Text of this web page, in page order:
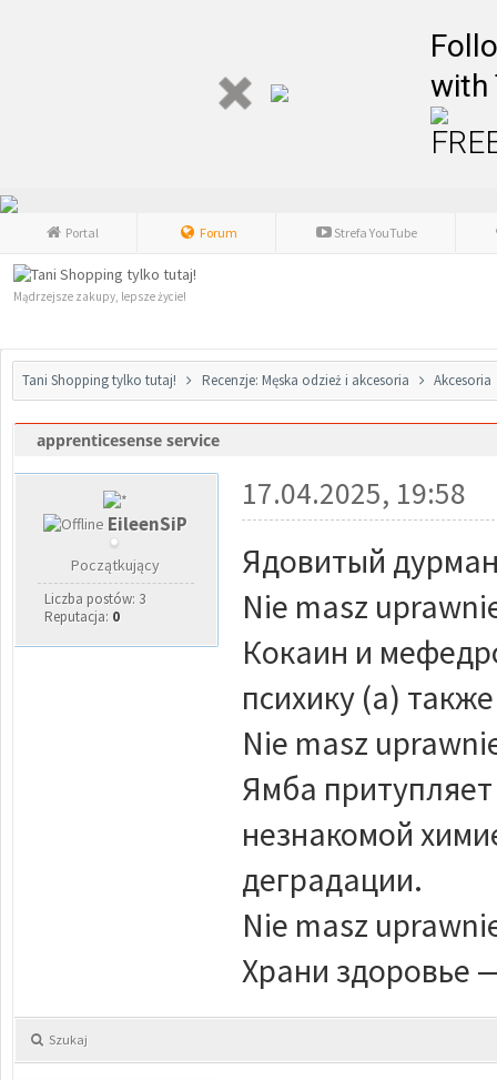
with
Portal Forum Strefa YouTube
Mądrzejsze zakupy, lepsze życie!
Tani Shopping tylko tutaj! Recenzje: Męska odzież i akcesoria Akcesoria
głosów - średnia: 0
apprenticesense service
EileenSiP
Początkujący
Liczba postów: 3
Reputacja: 0
17.04.2025, 19:58
Ядовитый
Nie masz
Кокаин и
психику (а)
Nie masz
Ямба
незнакомой
деградации.
Nie masz
Храни здоровье
Szukaj